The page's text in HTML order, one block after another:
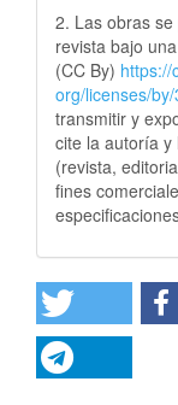
2. Las obras
revista bajo
(CC By) https://
org/licenses/
transmitir y
cite la autoría y
(revista,
fines